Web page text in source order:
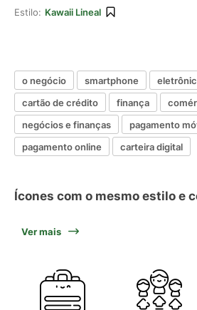
Estilo: Kawaii Lineal
o negócio smartphone
cartão de crédito
finança
negócios e finanças
pagamento
pagamento online
carteira digital
Ícones com o mesmo estilo e
Ver mais